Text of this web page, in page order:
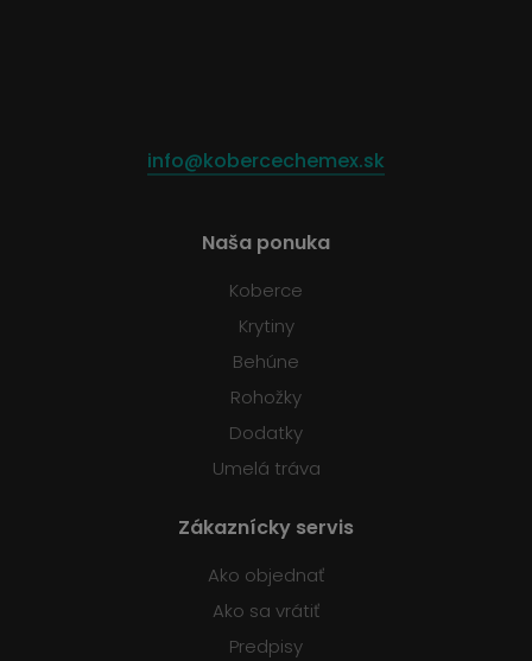
info@kobercechemex.sk
Naša ponuka
Koberce
Krytiny
Behúne
Rohožky
Dodatky
Umelá tráva
Zákaznícky servis
Ako objednať
Ako sa vrátiť
Predpisy